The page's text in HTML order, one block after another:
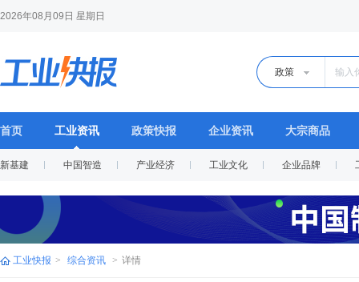
2026年08月09日 星期日
政策
首页 工业资讯
新基建 中国智造 产业经济 工业文化 企业品牌
政策快报 企业资讯 大宗商品
工业快报 > 综合资讯 > 详情